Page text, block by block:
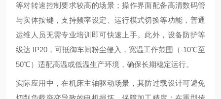
等对转速控制要求较高的场景；操作界面配备高清数码管
与实体按键，支持频率设定、运行模式切换等功能，普通
运维人员无需专业培训即可快速上手。此外，设备防护等
级达 IP20，可抵御车间粉尘侵入，宽温工作范围（-10℃至
50℃）适配高温或低温生产环境，确保长期稳定运行。
实际应用中，在机床主轴驱动场景，其防过载设计可避免